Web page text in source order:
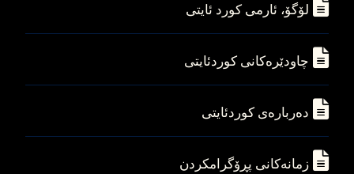
لۆگۆ، ئارمی کورد ئایتی
چاودێره‌کانی کوردئایتی
ده‌رباره‌ی کوردئایتی
زمانه‌کانی پڕۆگرامکردن